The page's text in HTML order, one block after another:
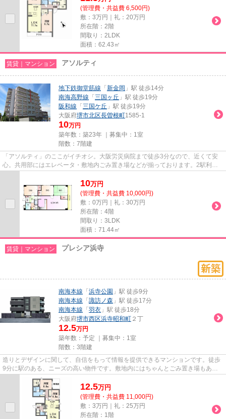
(管理費・共益費 6,500円)
敷：3万円｜礼：20万円
所在階：2階
間取り：2LDK
面積：62.43㎡
賃貸｜マンション アソルティ
地下鉄御堂筋線 「 新金岡 」駅 徒歩14分
南海高野線 「 三国ヶ丘 」駅 徒歩19分
阪和線 「 三国ケ丘 」駅 徒歩19分
大阪府堺市北区長曽根町1585-1
10万円
築年数：築23年 ｜募集中： 1室
階数：7階建
「アソルティ」のここがイチオシ。大阪労災病院まで徒歩3分なので、近くて安
心。共用部にはエレベータ・敷地内ごみ置き場などが揃っております。2駅利用
10万円
(管理費・共益費 10,000円)
敷：0万円｜礼：30万円
所在階：4階
間取り：3LDK
面積：71.44㎡
賃貸｜マンション プレシア浜寺
南海本線 「 浜寺公園 」駅 徒歩9分
南海本線 「 諏訪ノ森 」駅 徒歩17分
南海本線 「 羽衣 」駅 徒歩18分
大阪府堺市西区浜寺昭和町 ２丁
12.5万円
築年数：予定 ｜募集中： 1室
階数：3階建
造りとデザインに関して、自信をもって情報を提供できるマンションです。徒歩
9分に駅のある、ニーズの高い物件です。敷地内にはちゃんとごみ置き場もあり
ます。付近に駅が2つあるので...
12.5万円
(管理費・共益費 11,000円)
敷：3万円｜礼：25万円
所在階：1階